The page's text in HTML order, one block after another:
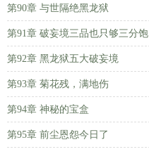
第90章 与世隔绝黑龙狱
第91章 破妄境三品也只够三分饱
第92章 黑龙狱五大破妄境
第93章 菊花残，满地伤
第94章 神秘的宝盒
第95章 前尘恩怨今日了